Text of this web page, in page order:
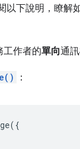
下說明，瞭解
工作者的單向通訊
：
({